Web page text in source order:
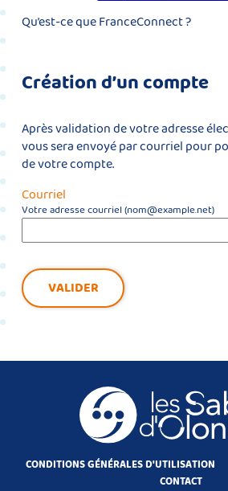
Qu’est-ce que FranceConnect ?
Création d’un compte
Après validation de votre adresse
vous sera envoyé par courriel pour
de votre compte.
Courriel
Votre adresse courriel (nom@example.net)
VALIDER
CONDITIONS GÉNÉRALES D'UTILISATION
CONTACT